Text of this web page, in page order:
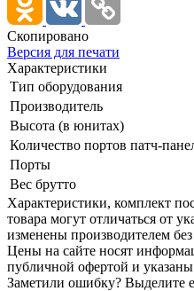
Скопировано
Версия для печати
Характеристики
Тип оборудования
Производитель
Высота (в юнитах)
Количество портов патч-
Порты
Вес брутто
Xарактеристики, комплект
товара могут отличаться от
изменены производителем
Цены на сайте носят
публичной офертой и
Заметили ошибку? Выделите